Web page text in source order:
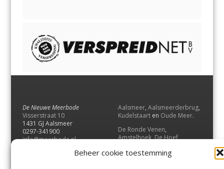
Beheer cookie toestemming
De Nieuwe Meerbode
Visserstraat 10
1431 GJ Aalsmeer
0297-341900
info@meerbode.nl
Aalsmeer, Aalsmeerderbrug,
Kudelstaart en Oude Meer.
De Ronde Venen,
Amstelhoek,De Hoef,
Vrouwenakker,Waverveen